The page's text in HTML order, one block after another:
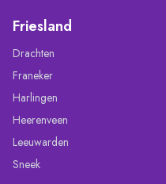
Friesland
Drachten
Franeker
Harlingen
Heerenveen
Leeuwarden
Sneek